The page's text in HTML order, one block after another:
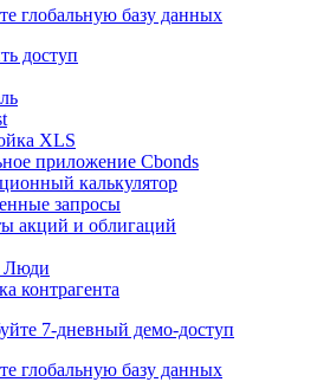
глобальную базу данных
доступ
XLS
приложение Cbonds
калькулятор
запросы
акций и облигаций
Люди
контрагента
7-дневный демо-доступ
глобальную базу данных